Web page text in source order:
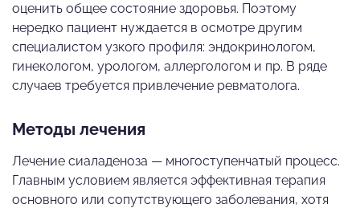
оценить общее состояние здоровья. Поэтому
нередко пациент нуждается в осмотре другим
специалистом узкого профиля: эндокринологом,
гинекологом, урологом, аллергологом и пр. В ряде
случаев требуется привлечение ревматолога.
Методы лечения
Лечение сиаладеноза — многоступенчатый процесс.
Главным условием является эффективная терапия
основного или сопутствующего заболевания, хотя